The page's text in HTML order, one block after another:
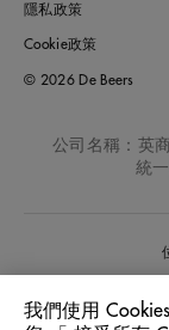
隱私政策
Cookie政策
© 2026 De Beers
公司名稱：英
統
我們使用